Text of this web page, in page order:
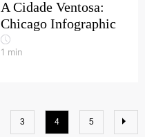
A Cidade Ventosa:
Chicago Infographic
1 min
3 4 5